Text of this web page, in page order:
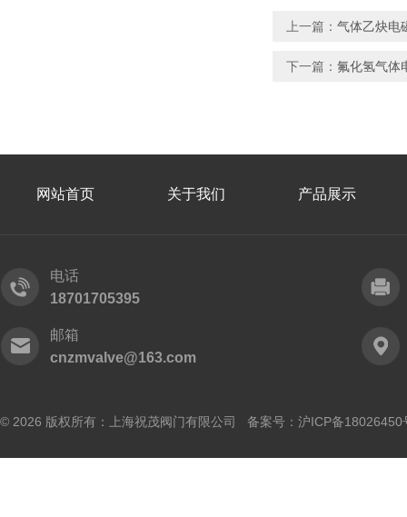
上一篇： 气体乙炔电
下一篇： 氟化氢气体
网站首页 关于我们 产品展示
电话
18701705395
邮箱
cnzmvalve@163.com
© 2026 版权所有：上海祝茂阀门有限公司 备案号： 沪ICP备18026450